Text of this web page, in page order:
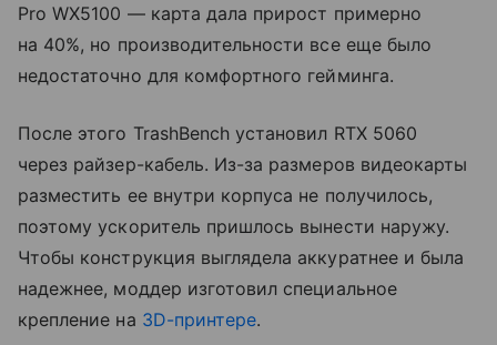
Pro WX5100 — карта дала прирост примерно
на 40%, но производительности все еще было
недостаточно для комфортного гейминга.
После этого TrashBench установил RTX 5060
через райзер-кабель. Из-за размеров видеокарты
разместить ее внутри корпуса не получилось,
поэтому ускоритель пришлось вынести наружу.
Чтобы конструкция выглядела аккуратнее и была
надежнее, моддер изготовил специальное
крепление на 3D-принтере.